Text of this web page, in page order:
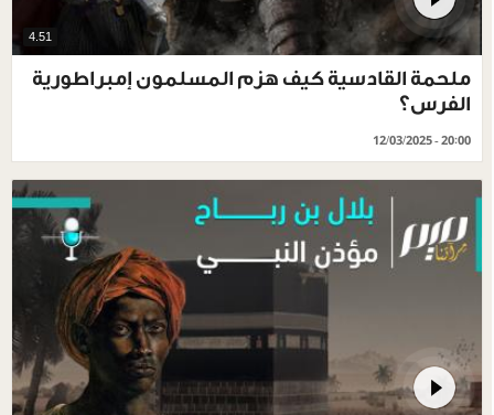
4.51
ملحمة القادسية كيف هزم المسلمون إمبراطورية
الفرس؟
12/03/2025 - 20:00